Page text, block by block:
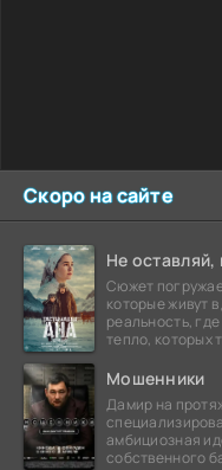
Скоро на сайте
Не
Сюжет
которые живут
реальность,
тепло, которых
Мошенники
Дамир на
амбициозная
собственного